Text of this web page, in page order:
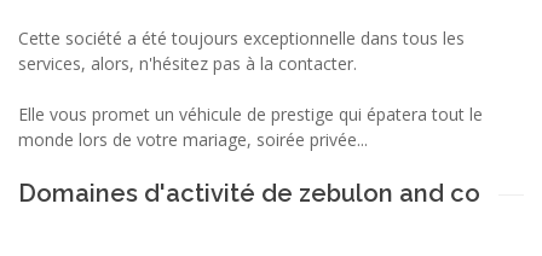
Cette société a été toujours exceptionnelle dans tous les
services, alors, n'hésitez pas à la contacter.
Elle vous promet un véhicule de prestige qui épatera tout le
monde lors de votre mariage, soirée privée...
Domaines d'activité de zebulon and co